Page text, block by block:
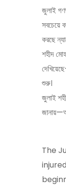
জুলাই
করছে
শহীদ
শুরু।
জুলাই
The